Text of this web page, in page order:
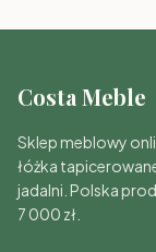
Costa Meble
Sklep meblowy
łóżka
jadalni. Polska
7 000 zł.